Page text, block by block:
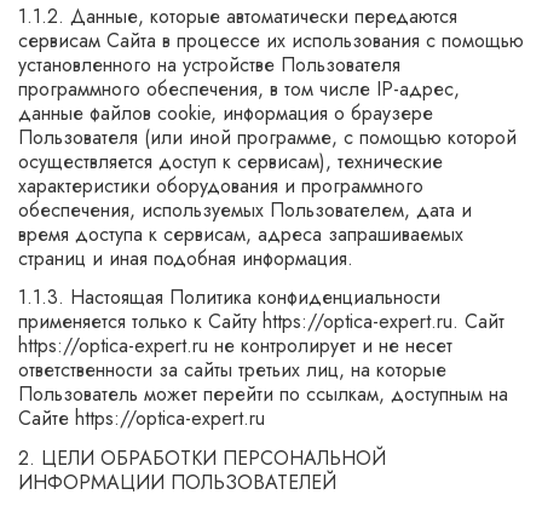
1.1.2. Данные, которые автоматически передаются
сервисам Сайта в процессе их использования с помощью
установленного на устройстве Пользователя
программного обеспечения, в том числе IP-адрес,
данные файлов cookie, информация о браузере
Пользователя (или иной программе, с помощью которой
осуществляется доступ к сервисам), технические
характеристики оборудования и программного
обеспечения, используемых Пользователем, дата и
время доступа к сервисам, адреса запрашиваемых
страниц и иная подобная информация.
1.1.3. Настоящая Политика конфиденциальности
применяется только к Сайту https://optica-expert.ru. Сайт
https://optica-expert.ru не контролирует и не несет
ответственности за сайты третьих лиц, на которые
Пользователь может перейти по ссылкам, доступным на
Сайте https://optica-expert.ru
2. ЦЕЛИ ОБРАБОТКИ ПЕРСОНАЛЬНОЙ
ИНФОРМАЦИИ ПОЛЬЗОВАТЕЛЕЙ